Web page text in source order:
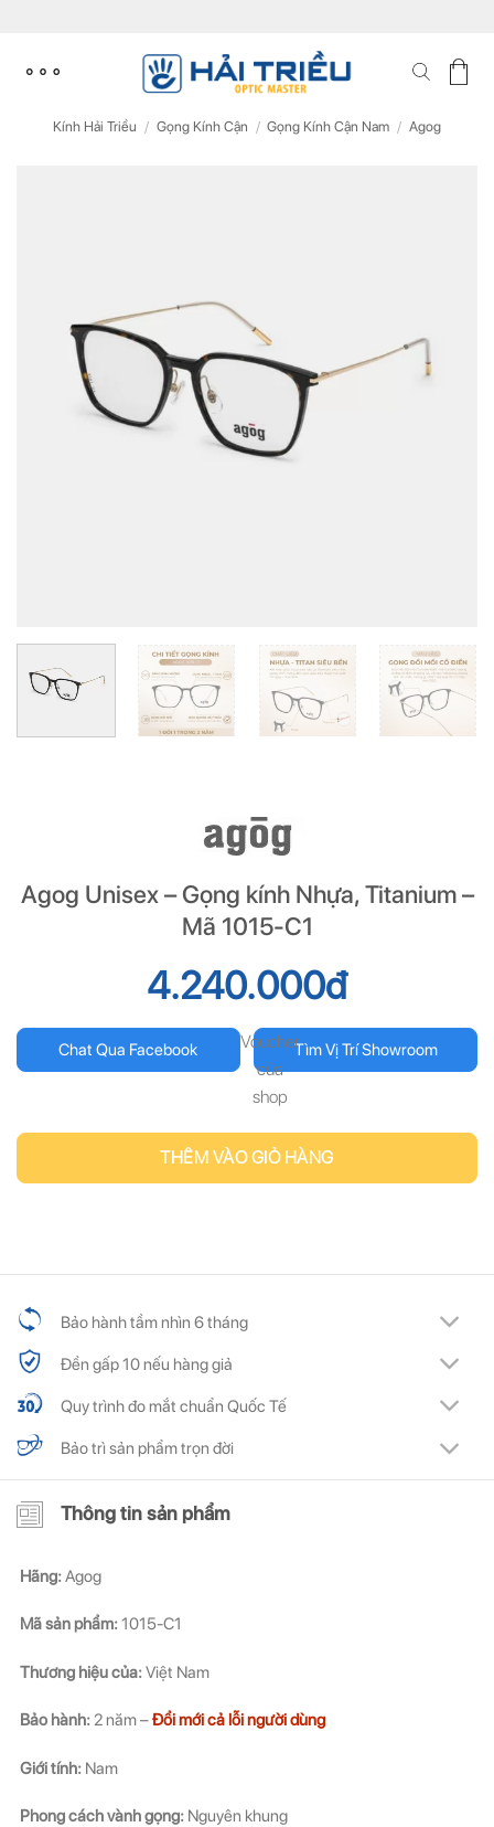
content
Kính Hải Triều / Gọng Kính Cận / Gọng Kính Cận Nam / Agog
Agog Unisex – Gọng kính Nhựa, Titanium –
Mã 1015-C1
4.240.000đ
Chat Qua Facebook Tìm Vị Trí Showroom
Voucher
của
shop
THÊM VÀO GIỎ HÀNG
Bảo hành tầm nhìn 6 tháng
Đền gấp 10 nếu hàng giả
Quy trình đo mắt chuẩn Quốc Tế
Bảo trì sản phẩm trọn đời
Thông tin sản phẩm
Hãng:Agog
Mã sản phẩm:1015-C1
Thương hiệu của:Việt Nam
Bảo hành: 2 năm –Đổi mới cả lỗi người dùng
Giới tính: Nam
Phong cách vành gọng: Nguyên khung
ĐĂNG KÝ NGAY ĐỂ NHẬN
Những thông tin hữu ích & ưu đãi đặc biệt dành riêng
ĐĂNG KÝ NGAY ĐỂ NHẬN
Những thông tin hữu ích và ưu đãi quà tặng dành riêng